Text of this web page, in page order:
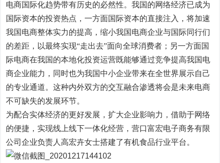
电商国际化趋势带有历史的必然性。我国的网络经济已成为
国际资本的投资热点，一方面国际资本的直接注入，将加速
我国电商整体实力的提高，缩小我国电商企业与国际同行们
的差距，以最终实现“走出去”面向全球消费者；另一方面国
际电商在我国的本地化投资运营既能够通过竞争提高我国电
商企业能力，同时也为我国中小企业带来在全世界展示自己
的专业通道。这种内外双方的交互融合渗透将会是未来电商
不可缺失的发展环节。
为配合实体经济的更好发展，扩大企业影响力，借助于网络
的便捷，实现线上线下一体化经营，营口富宏电子商务有限
公司企业负责人高宏卉女士搭建了有机食品行业平台。